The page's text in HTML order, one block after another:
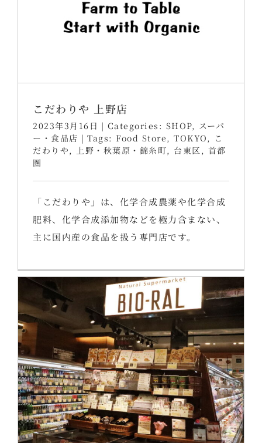
こだわりや 上野店
2023年3月16日 | Categories: SHOP, スーパ
ー・食品店 | Tags: Food Store , TOKYO , こ
だわりや , 上野・秋葉原・錦糸町, 台東区 , 首都
圏
「こだわりや」は、化学合成農薬や化学合成
肥料、化学合成添加物などを極力含まない、
主に国内産の食品を扱う専門店です。